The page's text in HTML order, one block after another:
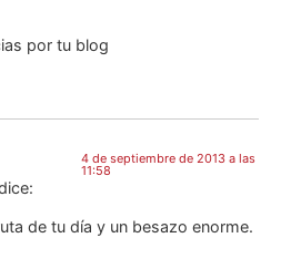
por tu blog
4 de septiembre de 2013 a las
11:58
de tu día y un besazo enorme.